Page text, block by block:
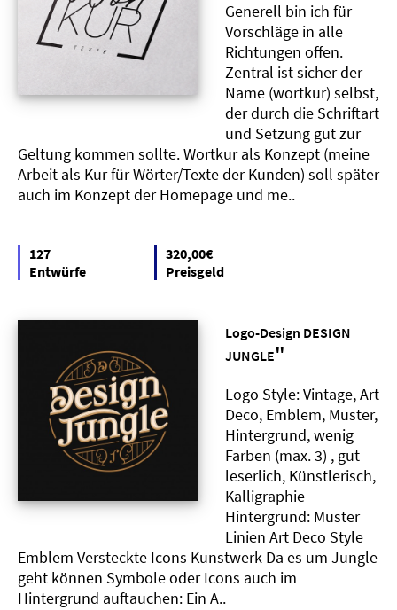
Generell bin ich für
Vorschläge in alle
Richtungen offen.
Zentral ist sicher der
Name (wortkur) selbst,
der durch die Schriftart
und Setzung gut zur
Geltung kommen sollte. Wortkur als Konzept (meine
Arbeit als Kur für Wörter/Texte der Kunden) soll später
auch im Konzept der Homepage und me..
127
Entwürfe
320,00€
Preisgeld
Logo-Design DESIGN
JUNGLE"
Logo Style: Vintage, Art
Deco, Emblem, Muster,
Hintergrund, wenig
Farben (max. 3) , gut
leserlich, Künstlerisch,
Kalligraphie
Hintergrund: Muster
Linien Art Deco Style
Emblem Versteckte Icons Kunstwerk Da es um Jungle
geht können Symbole oder Icons auch im
Hintergrund auftauchen: Ein A..